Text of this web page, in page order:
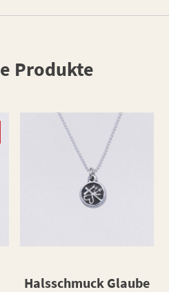
Produkte
Halsschmuck Glaube